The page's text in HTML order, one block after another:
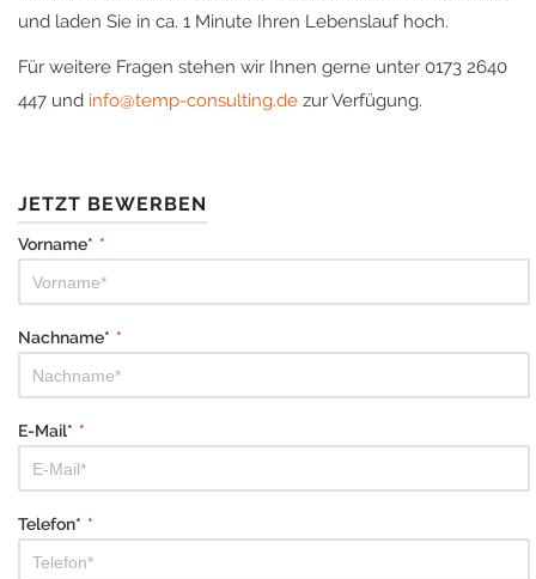
und laden Sie in ca. 1 Minute Ihren Lebenslauf hoch.
Für weitere Fragen stehen wir Ihnen gerne unter 0173 2640
447 und info@temp-consulting.de zur Verfügung.
JETZT BEWERBEN
Vorname* *
Nachname* *
E-Mail* *
Telefon* *